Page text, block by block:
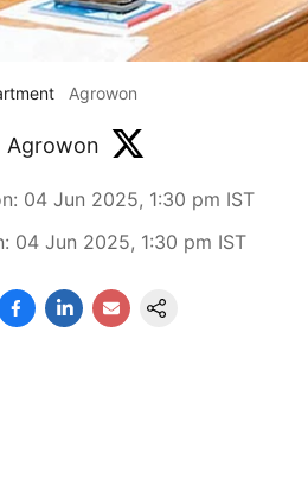
Agrowon
Agrowon
: 04 Jun 2025, 1:30 pm IST
: 04 Jun 2025, 1:30 pm IST